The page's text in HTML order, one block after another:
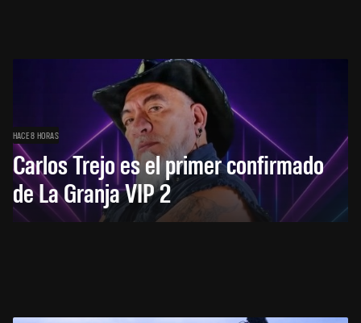
HACE 8 HORAS
Carlos Trejo es el primer confirmado
de La Granja VIP 2